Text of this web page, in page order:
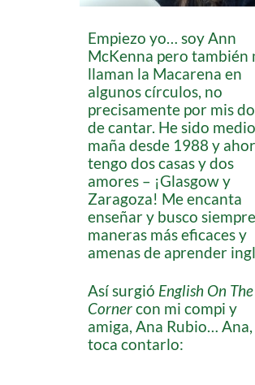
Empiezo yo… soy Ann
McKenna pero también
llaman la Macarena en
algunos círculos, no
precisamente por mis
de cantar. He sido medio
maña desde 1988 y
tengo dos casas y dos
amores – ¡Glasgow y
Zaragoza! Me encanta
enseñar y busco siempre
maneras más eficaces y
amenas de aprender
Así surgió English On The
Cornercon mi compi y
amiga, Ana Rubio…
toca contarlo: